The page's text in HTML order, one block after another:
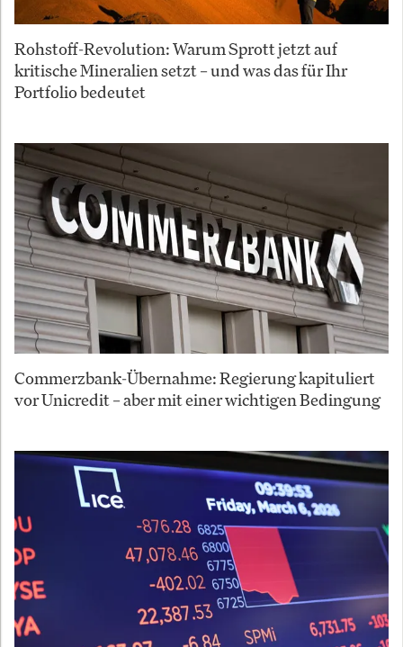
Rohstoff-Revolution: Warum Sprott jetzt auf
kritische Mineralien setzt – und was das für Ihr
Portfolio bedeutet
Commerzbank-Übernahme: Regierung kapituliert
vor Unicredit – aber mit einer wichtigen Bedingung